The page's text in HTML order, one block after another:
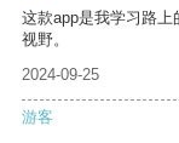
这款app是我学习路
视野。
2024-09-25
游客